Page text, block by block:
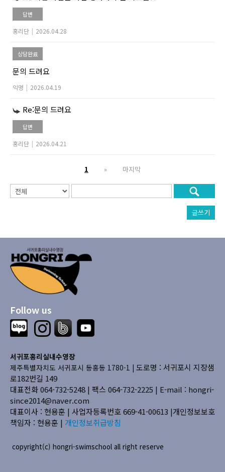
답변
홍리단 | 2026.04.28
상담완료
문의 드려요
익명 | 2026.04.19
Re:문의 드려요
답변
홍리단 | 2026.04.21
1 » 마지막
글쓰기
Follow us
서귀포홍리실내수영장
제주특별자치도 서귀포시 동홍동 1780-1 | 도로명 : 서귀포시 지장샘
로182번길 149
대표전화 064-732-5248 | 팩스 064-732-2225 | E-mail : hongri-
since2014@naver.com
대표이사 : 현용훈 | 사업자등록번호 669-41-00613 |개인정보보호
책임자 : 현용훈 | 개인정보취급방침
copyright(c) hongri-swimschool all right reserve